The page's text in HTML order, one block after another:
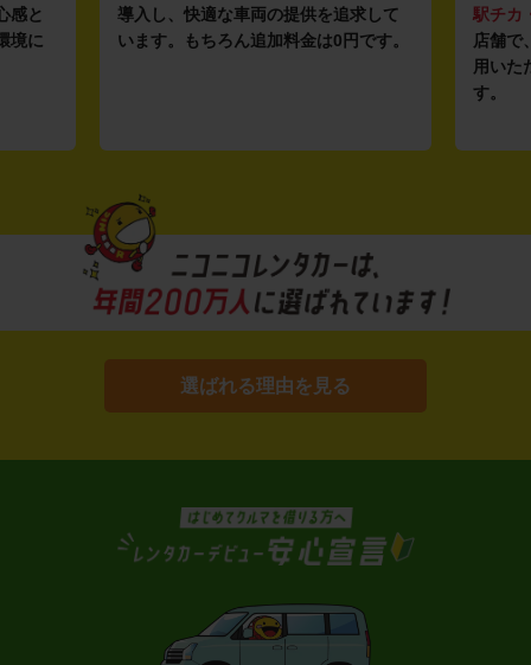
感と
境に
導入し、快適な車両の提供を追求して
います。もちろん追加料金は0円です。
駅チカ
店舗で
用いた
す。
選ばれる理由を見る